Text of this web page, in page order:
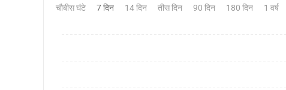
चौबीस घंटे 7 दिन 14 दिन तीस दिन 90 दिन 180 दिन 1 वर्ष